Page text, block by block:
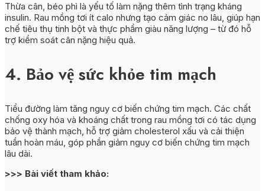
Thừa cân, béo phì là yếu tố làm nặng thêm tình trạng kháng
insulin. Rau mồng tơi ít calo nhưng tạo cảm giác no lâu, giúp hạn
chế tiêu thụ tinh bột và thực phẩm giàu năng lượng – từ đó hỗ
trợ kiểm soát cân nặng hiệu quả.
4. Bảo vệ sức khỏe tim mạch
Tiểu đường làm tăng nguy cơ biến chứng tim mạch. Các chất
chống oxy hóa và khoáng chất trong rau mồng tơi có tác dụng
bảo vệ thành mạch, hỗ trợ giảm cholesterol xấu và cải thiện
tuần hoàn máu, góp phần giảm nguy cơ biến chứng tim mạch
lâu dài.
>>> Bài viết tham khảo: